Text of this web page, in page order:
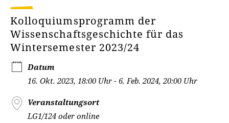
Kolloquiumsprogramm der
Wissenschaftsgeschichte für das
Wintersemester 2023/24
Datum
16. Okt. 2023, 18:00 Uhr - 6. Feb. 2024, 20:00 Uhr
Veranstaltungsort
LG1/124 oder online